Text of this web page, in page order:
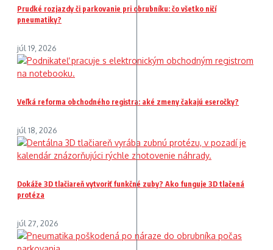
Prudké rozjazdy či parkovanie pri obrubníku: čo všetko ničí
pneumatiky?
júl 19, 2026
Veľká reforma obchodného registra: aké zmeny čakajú eseročky?
júl 18, 2026
Dokáže 3D tlačiareň vytvoriť funkčné zuby? Ako funguje 3D tlačená
protéza
júl 27, 2026